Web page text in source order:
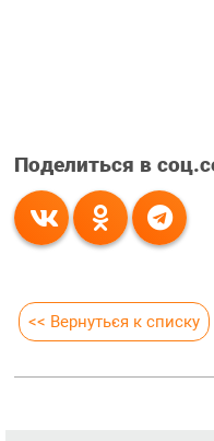
Поделиться в
<< Вернуться к списку